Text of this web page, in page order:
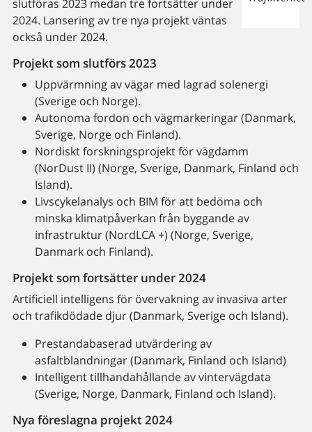
slutföras 2023 medan tre fortsätter under
2024. Lansering av tre nya projekt väntas
också under 2024.
Projekt som slutförs 2023
Uppvärmning av vägar med lagrad solenergi
(Sverige och Norge).
Autonoma fordon och vägmarkeringar (Danmark,
Sverige, Norge och Finland).
Nordiskt forskningsprojekt för vägdamm
(NorDust II) (Norge, Sverige, Danmark, Finland och
Island).
Livscykelanalys och BIM för att bedöma och
minska klimatpåverkan från byggande av
infrastruktur (NordLCA +) (Norge, Sverige,
Danmark och Finland).
Projekt som fortsätter under 2024
Artificiell intelligens för övervakning av invasiva arter
och trafikdödade djur (Danmark, Sverige och Island).
Prestandabaserad utvärdering av
asfaltblandningar (Danmark, Finland och Island)
Intelligent tillhandahållande av vintervägdata
(Sverige, Norge, Danmark, Finland och Island).
Nya föreslagna projekt 2024